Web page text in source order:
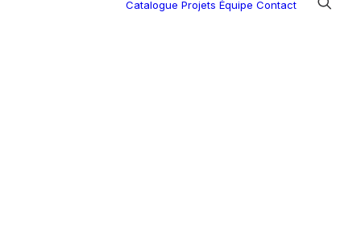
Catalogue Projets Équipe Contact